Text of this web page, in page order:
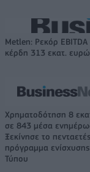
Metlen: Ρεκόρ
κέρδη 313 εκατ. ευρώ
Χρηματοδότηση 8
σε 843 μέσα
Ξεκίνησε το πενταετές
πρόγραμμα
Τύπου